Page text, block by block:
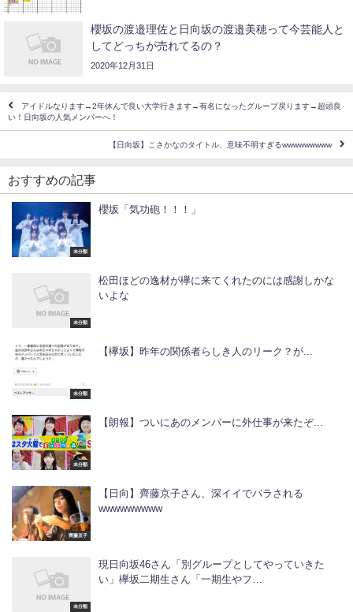
櫻坂の渡邉理佐と日向坂の渡邉美穂って今芸能人と
してどっちが売れてるの？
2020年12月31日
アイドルなります→2年休んで良い大学行きます→有名になったグループ戻ります→超頭良
い！日向坂の人気メンバーへ！
【日向坂】こさかなのタイトル、意味不明すぎるwwwwwwwww
おすすめの記事
未分類
櫻坂「気功砲！！！」
未分類
松田ほどの逸材が欅に来てくれたのには感謝しかな
いよな
未分類
【欅坂】昨年の関係者らしき人のリーク？が...
未分類
【朗報】ついにあのメンバーに外仕事が来たぞ...
齊藤京子
【日向】齊藤京子さん、深イイでバラされる
wwwwwwwww
未分類
現日向坂46さん「別グループとしてやっていきた
い」欅坂二期生さん「一期生やフ…